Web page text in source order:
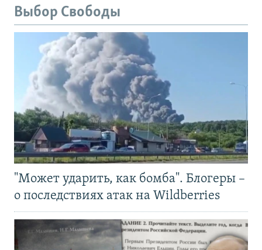
Выбор Свободы
"Может ударить, как бомба". Блогеры –
о последствиях атак на Wildberries